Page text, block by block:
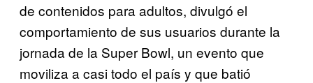
de contenidos para adultos, divulgó el
comportamiento de sus usuarios durante la
jornada de la Super Bowl, un evento que
moviliza a casi todo el país y que batió